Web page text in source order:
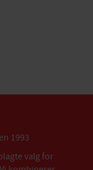
1993
valg for